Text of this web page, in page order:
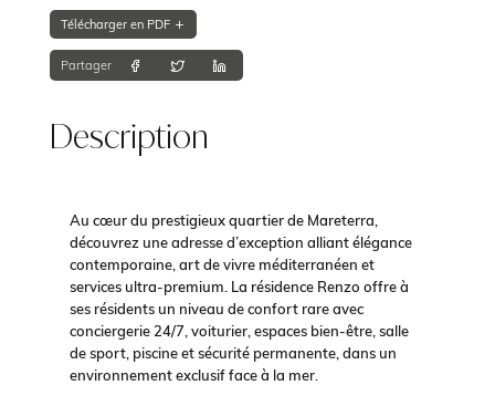
Télécharger en PDF
Partager
Description
Au cœur du prestigieux quartier de Mareterra,
découvrez une adresse d’exception alliant élégance
contemporaine, art de vivre méditerranéen et
services ultra-premium. La résidence Renzo offre à
ses résidents un niveau de confort rare avec
conciergerie 24/7, voiturier, espaces bien-être, salle
de sport, piscine et sécurité permanente, dans un
environnement exclusif face à la mer.